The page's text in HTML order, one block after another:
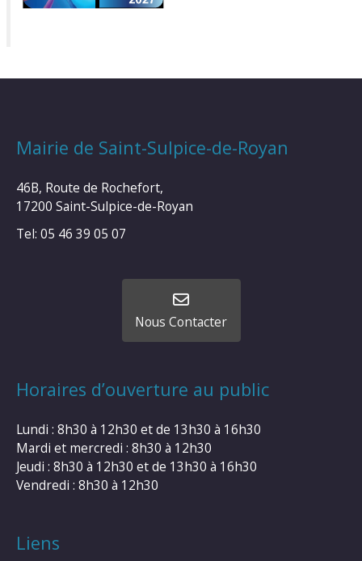
Mairie de Saint-Sulpice-de-Royan
46B, Route de Rochefort,
17200 Saint-Sulpice-de-Royan
Tel: 05 46 39 05 07
Nous Contacter
Horaires d’ouverture au public
Lundi : 8h30 à 12h30 et de 13h30 à 16h30
Mardi et mercredi : 8h30 à 12h30
Jeudi : 8h30 à 12h30 et de 13h30 à 16h30
Vendredi : 8h30 à 12h30
Liens